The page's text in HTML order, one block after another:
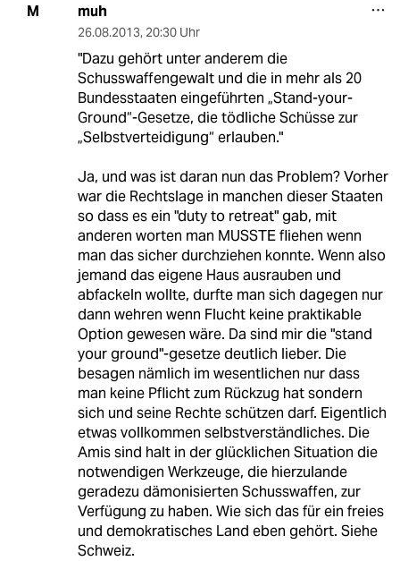
M muh
26.08.2013, 20:30 Uhr
"Dazu gehört unter anderem die
Schusswaffengewalt und die in mehr als 20
Bundesstaaten eingeführten „Stand-your-
Ground“-Gesetze, die tödliche Schüsse zur
„Selbstverteidigung“ erlauben."
Ja, und was ist daran nun das Problem? Vorher
war die Rechtslage in manchen dieser Staaten
so dass es ein "duty to retreat" gab, mit
anderen worten man MUSSTE fliehen wenn
man das sicher durchziehen konnte. Wenn also
jemand das eigene Haus ausrauben und
abfackeln wollte, durfte man sich dagegen nur
dann wehren wenn Flucht keine praktikable
Option gewesen wäre. Da sind mir die "stand
your ground"-gesetze deutlich lieber. Die
besagen nämlich im wesentlichen nur dass
man keine Pflicht zum Rückzug hat sondern
sich und seine Rechte schützen darf. Eigentlich
etwas vollkommen selbstverständliches. Die
Amis sind halt in der glücklichen Situation die
notwendigen Werkzeuge, die hierzulande
geradezu dämonisierten Schusswaffen, zur
Verfügung zu haben. Wie sich das für ein freies
und demokratisches Land eben gehört. Siehe
Schweiz.